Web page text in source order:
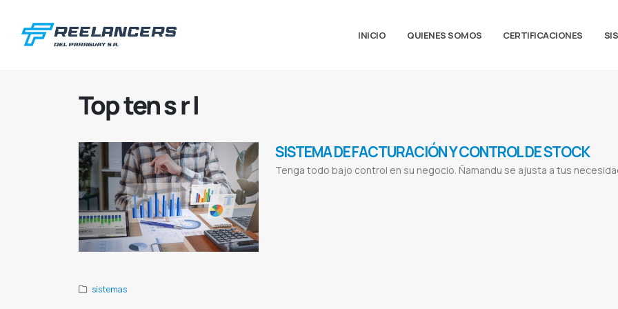
INICIO QUIENES SOMOS CERTIFICACIONES
Top ten s r l
SISTEMA DE FACTURACIÓN Y CONTROL DE STOCK
Tenga todo bajo control en su negocio. Ñamandu se ajusta a tus
sistemas